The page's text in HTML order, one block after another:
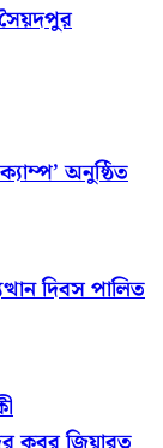
সৈয়দপুর
অনুষ্ঠিত
দিবস পালিত